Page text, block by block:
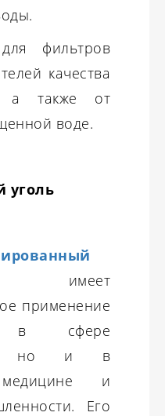
фильтров
качества
а также от
воде.
уголь
имеет
применение
в сфере
но и в
медицине и
Его